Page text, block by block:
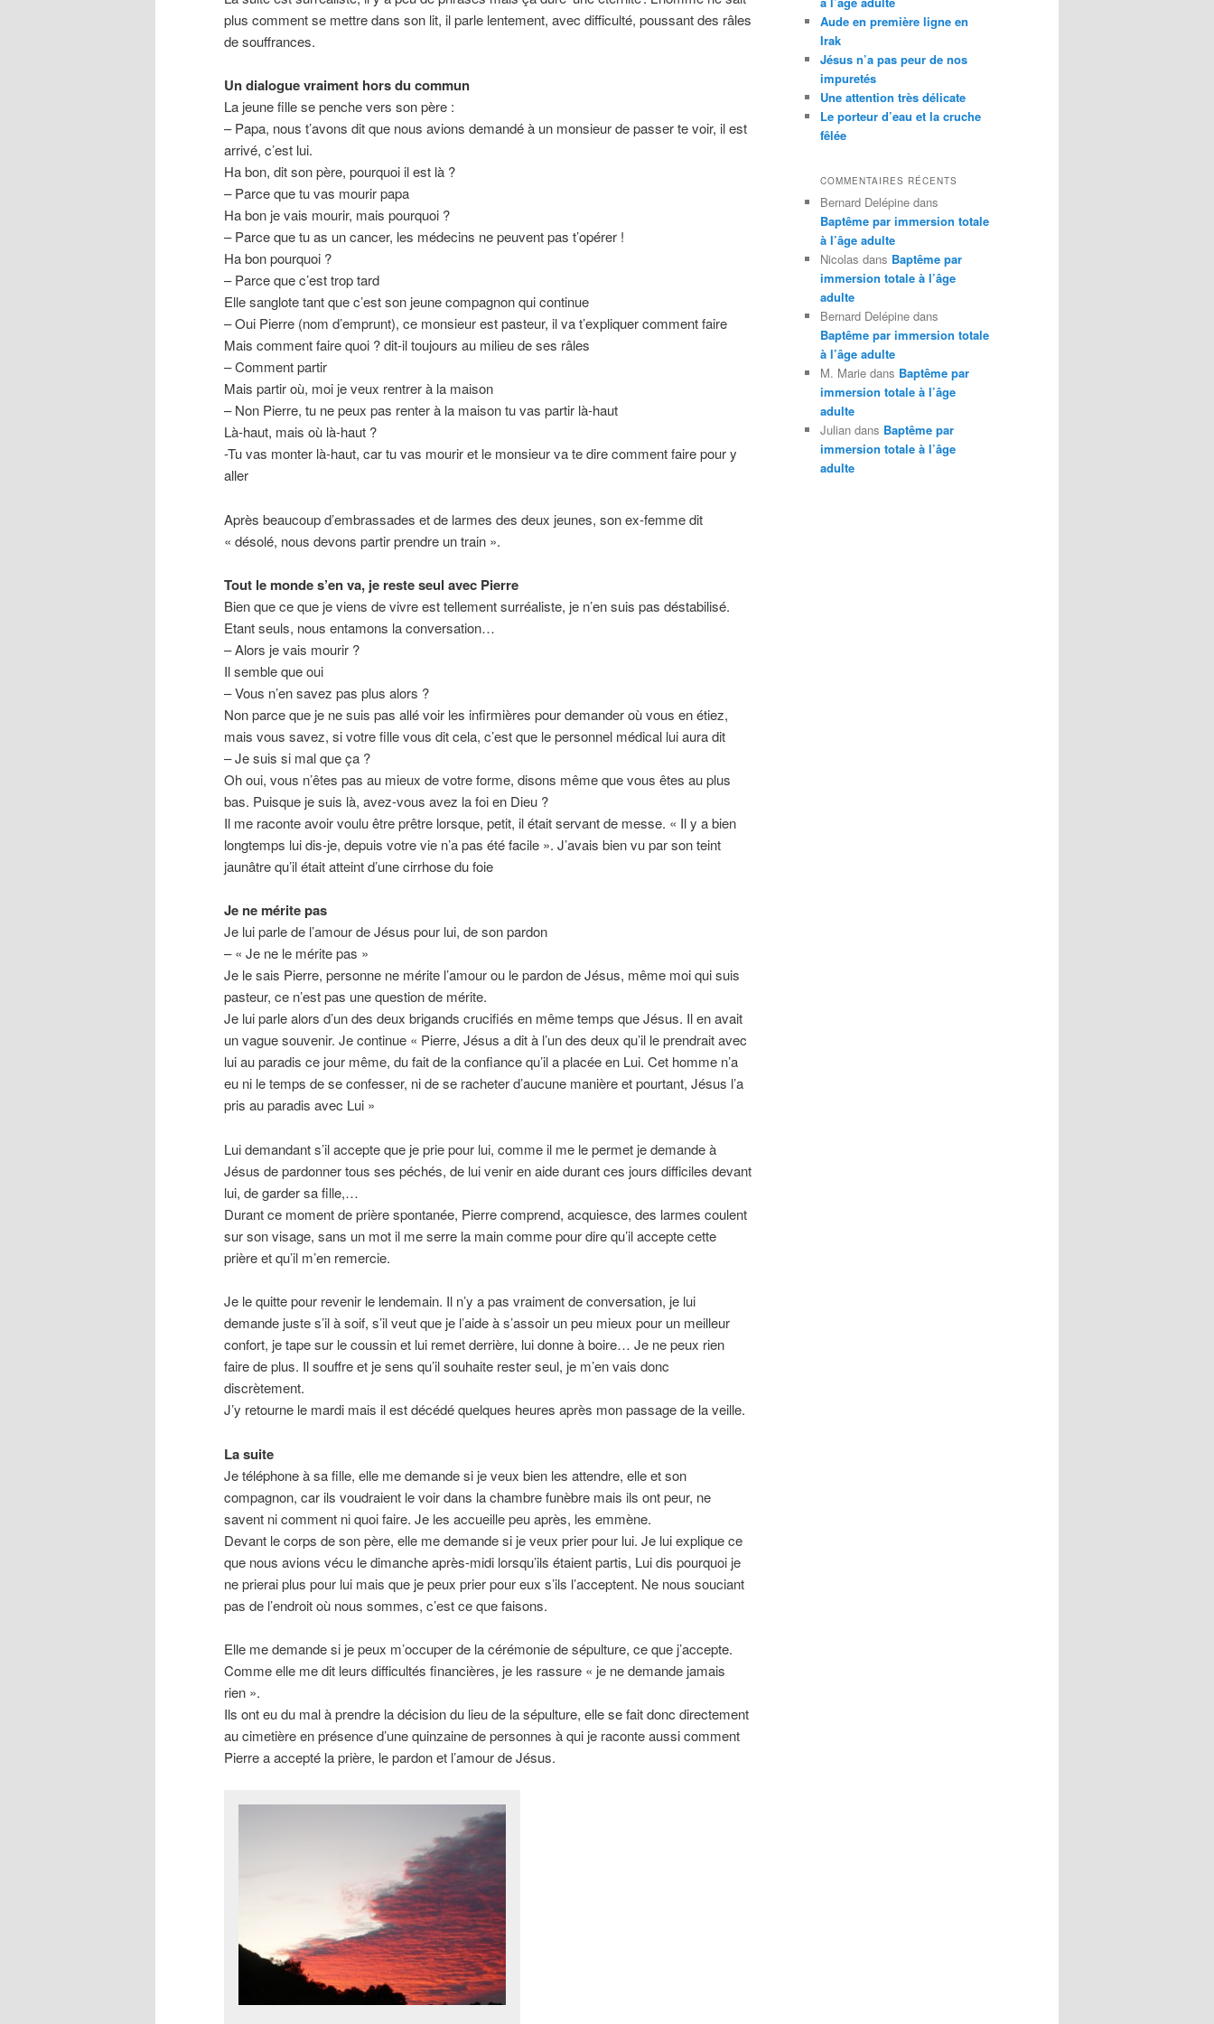
plus comment se mettre dans son lit, il parle lentement, avec difficulté, poussant des râles
de souffrances.
Un dialogue vraiment hors du commun
La jeune fille se penche vers son père :
– Papa, nous t’avons dit que nous avions demandé à un monsieur de passer te voir, il est
arrivé, c’est lui.
Ha bon, dit son père, pourquoi il est là ?
– Parce que tu vas mourir papa
Ha bon je vais mourir, mais pourquoi ?
– Parce que tu as un cancer, les médecins ne peuvent pas t’opérer !
Ha bon pourquoi ?
– Parce que c’est trop tard
Elle sanglote tant que c’est son jeune compagnon qui continue
– Oui Pierre (nom d’emprunt), ce monsieur est pasteur, il va t’expliquer comment faire
Mais comment faire quoi ? dit-il toujours au milieu de ses râles
– Comment partir
Mais partir où, moi je veux rentrer à la maison
– Non Pierre, tu ne peux pas renter à la maison tu vas partir là-haut
Là-haut, mais où là-haut ?
-Tu vas monter là-haut, car tu vas mourir et le monsieur va te dire comment faire pour y
aller
Après beaucoup d’embrassades et de larmes des deux jeunes, son ex-femme dit
« désolé, nous devons partir prendre un train ».
Tout le monde s’en va, je reste seul avec Pierre
Bien que ce que je viens de vivre est tellement surréaliste, je n’en suis pas déstabilisé.
Etant seuls, nous entamons la conversation…
– Alors je vais mourir ?
Il semble que oui
– Vous n’en savez pas plus alors ?
Non parce que je ne suis pas allé voir les infirmières pour demander où vous en étiez,
mais vous savez, si votre fille vous dit cela, c’est que le personnel médical lui aura dit
– Je suis si mal que ça ?
Oh oui, vous n’êtes pas au mieux de votre forme, disons même que vous êtes au plus
bas. Puisque je suis là, avez-vous avez la foi en Dieu ?
Il me raconte avoir voulu être prêtre lorsque, petit, il était servant de messe. « Il y a bien
longtemps lui dis-je, depuis votre vie n’a pas été facile ». J’avais bien vu par son teint
jaunâtre qu’il était atteint d’une cirrhose du foie
Je ne mérite pas
Je lui parle de l’amour de Jésus pour lui, de son pardon
– « Je ne le mérite pas »
Je le sais Pierre, personne ne mérite l’amour ou le pardon de Jésus, même moi qui suis
pasteur, ce n’est pas une question de mérite.
Je lui parle alors d’un des deux brigands crucifiés en même temps que Jésus. Il en avait
un vague souvenir. Je continue « Pierre, Jésus a dit à l’un des deux qu’il le prendrait avec
lui au paradis ce jour même, du fait de la confiance qu’il a placée en Lui. Cet homme n’a
eu ni le temps de se confesser, ni de se racheter d’aucune manière et pourtant, Jésus l’a
pris au paradis avec Lui »
Lui demandant s’il accepte que je prie pour lui, comme il me le permet je demande à
Jésus de pardonner tous ses péchés, de lui venir en aide durant ces jours difficiles devant
lui, de garder sa fille,…
Durant ce moment de prière spontanée, Pierre comprend, acquiesce, des larmes coulent
sur son visage, sans un mot il me serre la main comme pour dire qu’il accepte cette
prière et qu’il m’en remercie.
Je le quitte pour revenir le lendemain. Il n’y a pas vraiment de conversation, je lui
demande juste s’il à soif, s’il veut que je l’aide à s’assoir un peu mieux pour un meilleur
confort, je tape sur le coussin et lui remet derrière, lui donne à boire… Je ne peux rien
faire de plus. Il souffre et je sens qu’il souhaite rester seul, je m’en vais donc
discrètement.
J’y retourne le mardi mais il est décédé quelques heures après mon passage de la veille.
La suite
Je téléphone à sa fille, elle me demande si je veux bien les attendre, elle et son
compagnon, car ils voudraient le voir dans la chambre funèbre mais ils ont peur, ne
savent ni comment ni quoi faire. Je les accueille peu après, les emmène.
Devant le corps de son père, elle me demande si je veux prier pour lui. Je lui explique ce
que nous avions vécu le dimanche après-midi lorsqu’ils étaient partis, Lui dis pourquoi je
ne prierai plus pour lui mais que je peux prier pour eux s’ils l’acceptent. Ne nous souciant
pas de l’endroit où nous sommes, c’est ce que faisons.
Elle me demande si je peux m’occuper de la cérémonie de sépulture, ce que j’accepte.
Comme elle me dit leurs difficultés financières, je les rassure « je ne demande jamais
rien ».
Ils ont eu du mal à prendre la décision du lieu de la sépulture, elle se fait donc directement
au cimetière en présence d’une quinzaine de personnes à qui je raconte aussi comment
Pierre a accepté la prière, le pardon et l’amour de Jésus.
Aude en première ligne en
Irak
Jésus n’a pas peur de nos
impuretés
Une attention très délicate
Le porteur d’eau et la cruche
fêlée
COMMENTAIRES RÉCENTS
Bernard Delépine dans
Baptême par immersion totale
à l’âge adulte
Nicolas dans Baptême par
immersion totale à l’âge
adulte
Bernard Delépine dans
Baptême par immersion totale
à l’âge adulte
M. Marie dans Baptême par
immersion totale à l’âge
adulte
Julian dans Baptême par
immersion totale à l’âge
adulte